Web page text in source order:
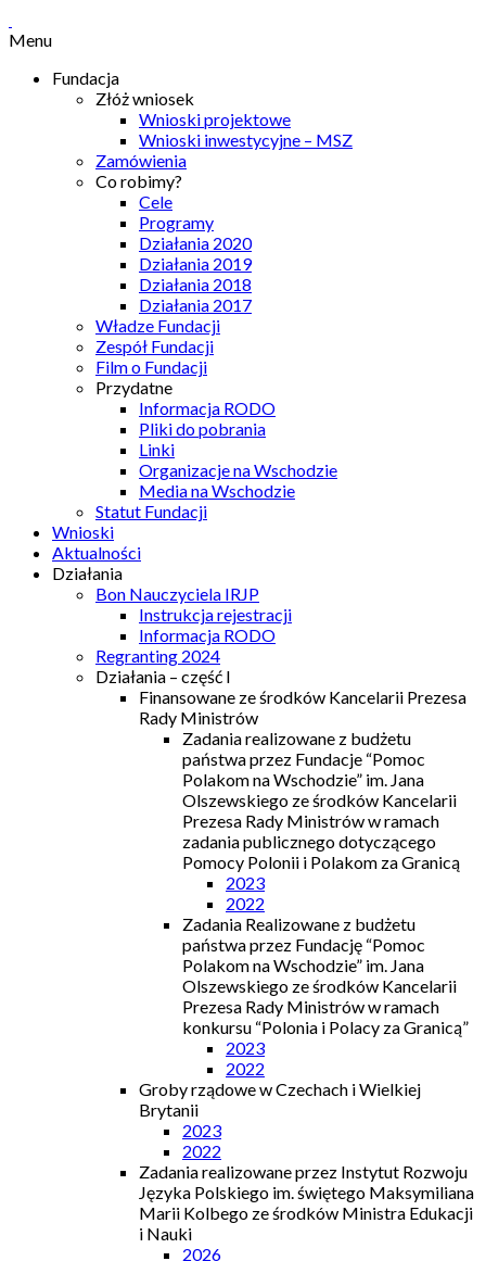
Menu
Fundacja
Złóż wniosek
Wnioski projektowe
Wnioski inwestycyjne – MSZ
Zamówienia
Co robimy?
Cele
Programy
Działania 2020
Działania 2019
Działania 2018
Działania 2017
Władze Fundacji
Zespół Fundacji
Film o Fundacji
Przydatne
Informacja RODO
Pliki do pobrania
Linki
Organizacje na Wschodzie
Media na Wschodzie
Statut Fundacji
Wnioski
Aktualności
Działania
Bon Nauczyciela IRJP
Instrukcja rejestracji
Informacja RODO
Regranting 2024
Działania – część I
Finansowane ze środków Kancelarii Prezesa
Rady Ministrów
Zadania realizowane z budżetu
państwa przez Fundacje “Pomoc
Polakom na Wschodzie” im. Jana
Olszewskiego ze środków Kancelarii
Prezesa Rady Ministrów w ramach
zadania publicznego dotyczącego
Pomocy Polonii i Polakom za Granicą
2023
2022
Zadania Realizowane z budżetu
państwa przez Fundację “Pomoc
Polakom na Wschodzie” im. Jana
Olszewskiego ze środków Kancelarii
Prezesa Rady Ministrów w ramach
konkursu “Polonia i Polacy za Granicą”
2023
2022
Groby rządowe w Czechach i Wielkiej
Brytanii
2023
2022
Zadania realizowane przez Instytut Rozwoju
Języka Polskiego im. świętego Maksymiliana
Marii Kolbego ze środków Ministra Edukacji
i Nauki
2026